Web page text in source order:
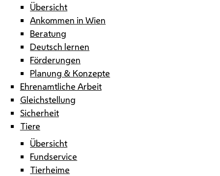
Übersicht
Ankommen in Wien
Beratung
Deutsch lernen
Förderungen
Planung & Konzepte
Ehrenamtliche Arbeit
Gleichstellung
Sicherheit
Tiere
Übersicht
Fundservice
Tierheime